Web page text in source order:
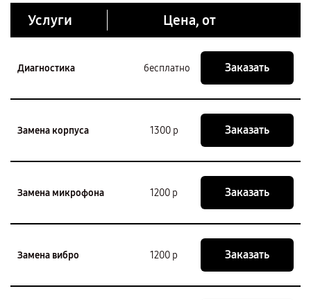
Услуги Цена, от
Диагностика бесплатно Заказать
Замена корпуса 1300 р Заказать
Замена микрофона 1200 р Заказать
Замена вибро 1200 р Заказать